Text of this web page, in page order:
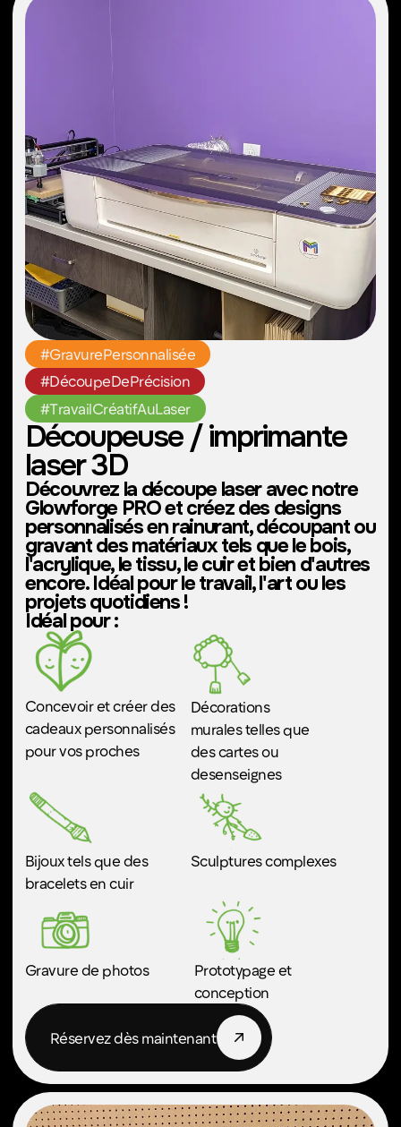
#Sculpture numérique
#Techniques de travail du bois
#Pièces sur mesure
Fraiseuse CNC
Donnez libre cours à votre imagination
grâce à une fraiseuse CNC qui vous
permet de découper du bois, des
composites, des métaux, des plastiques,
du verre, des mousses et bien plus
encore. Transformez vos idées en
créations tangibles et époustouflantes.
Réservez dès maintenant
#Cadeaux personnalisés
#Autocollants personnalisés
Cricut Makers
Créez des logos, des t-shirts, des cartes
et tout ce dont vous avez besoin grâce à
cette machine de découpe intelligente
qui fonctionne avec une application de
conception facile à prendre en main.
Parfait pour :
Décoration d'intérieur
Autocollants
personnalisés
voiture
Et bien plus encore !